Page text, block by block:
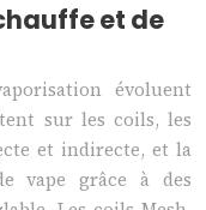
et de
évoluent
sur les coils, les
et indirecte, et la
vape grâce à des